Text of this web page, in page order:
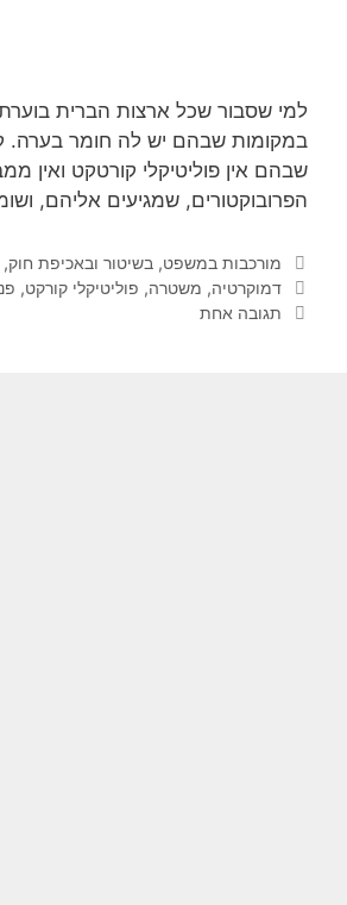
למי שסבור שכל ארצות הברית
במקומות שבהם יש לה חומר בערה.
שבהם אין פוליטיקלי קורטקט ואין
הפרובוקטורים, שמגיעים אליהם,
קטגוריות
מורכבות במשפט, בשיטור ובאכיפת חוק,
תגיות
דמוקרטיה, משטרה, פוליטיקלי קורקט,
תגובה אחת